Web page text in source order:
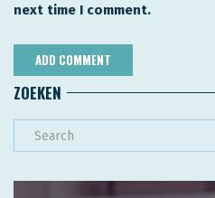
next time I comment.
ZOEKEN